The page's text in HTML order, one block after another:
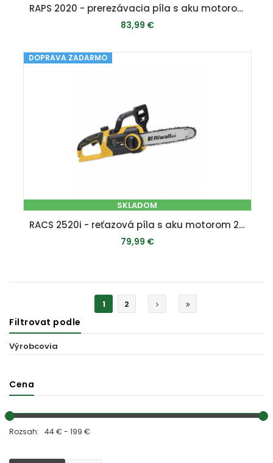
RAPS 2020 - prerezávacia píla s aku motorom 20 V
83,99 €
PRIDAŤ DO KOŠÍKA
DOPRAVA ZADARMO
SKLADOM
RACS 2520i - reťazová píla s aku motorom 20 V
79,99 €
1 2
Filtrovat podle
Výrobcovia
Cena
Rozsah: 44 € - 199 €